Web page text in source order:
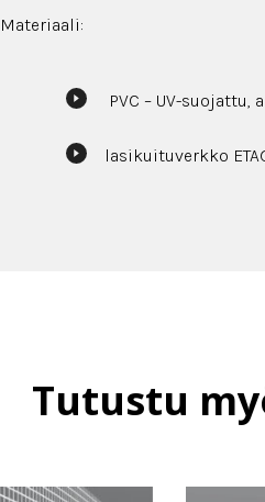
Materiaali:
PVC – UV-
lasikuituverkko
Tutustu